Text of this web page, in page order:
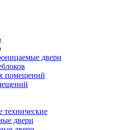
двери
помещений
технические
двери